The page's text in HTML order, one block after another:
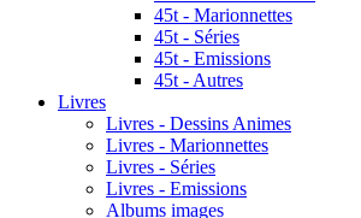
45t - Marionnettes
45t - Séries
45t - Emissions
45t - Autres
Livres
Livres - Dessins Animes
Livres - Marionnettes
Livres - Séries
Livres - Emissions
Albums images